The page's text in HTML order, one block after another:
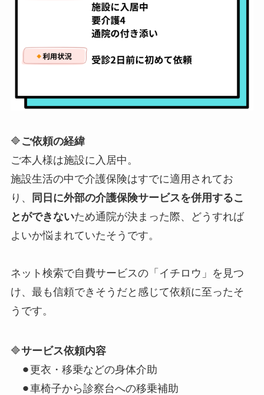
🔷 ご依頼の経緯
ご本人様は施設に入居中。
施設生活の中で介護保険はすでに適用されてお
り、
同日に外部の介護保険サービスを併用するこ
とができないため通院が決まった際、どうすれば
よいか悩まれていたそうです。
ネット検索で自費サービスの「イチロウ」を見つ
け、最も信頼できそうだと感じて依頼に至ったそ
うです。
🔷サービス依頼内容
⚫︎更衣・移乗などの身体介助
⚫︎車椅子から診察台への移乗補助